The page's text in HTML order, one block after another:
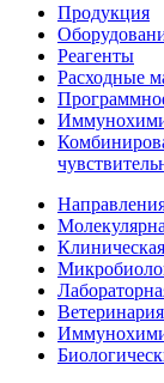
Продукция
Реагенты
Расходные